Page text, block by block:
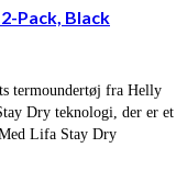
Pack, Black
termoundertøj fra Helly
Dry teknologi, der er et
Lifa Stay Dry